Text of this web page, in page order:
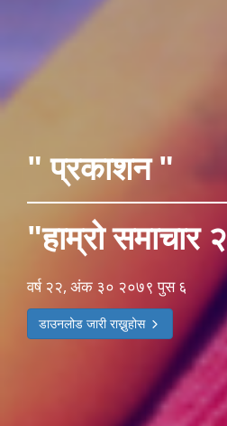
" प्रकाशन "
"हाम्रो
वर्ष २२, अंक ३० २०७९ पुस ६
डाउनलोड जारी राख्नुहोस